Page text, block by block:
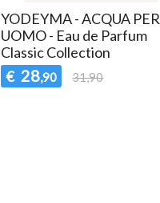
YODEYMA - ACQUA PER
UOMO - Eau de Parfum
Classic Collection
€ 28,90 31,90